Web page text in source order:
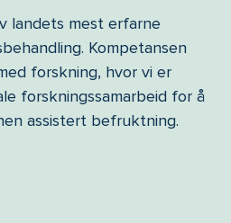
landets mest erfarne
Kompetansen
forskning, hvor vi er
forskningssamarbeid for å
assistert befruktning.